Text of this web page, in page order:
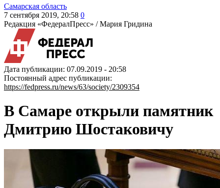
Самарская область
7 сентября 2019, 20:58 0
Редакция «ФедералПресс» /Мария Гридина
Дата публикации: 07.09.2019 - 20:58
Постоянный адрес публикации:
https://fedpress.ru/news/63/society/2309354
В Самаре открыли памятник
Дмитрию Шостаковичу